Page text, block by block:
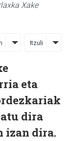
Xake
Itzuli
eta
dira
izan dira.